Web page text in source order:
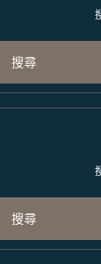
搜尋
搜尋